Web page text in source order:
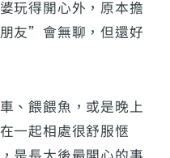
玩得開心外，原本擔
友”會無聊，但還好
、餵餵魚，或是晚上
一起相處很舒服愜